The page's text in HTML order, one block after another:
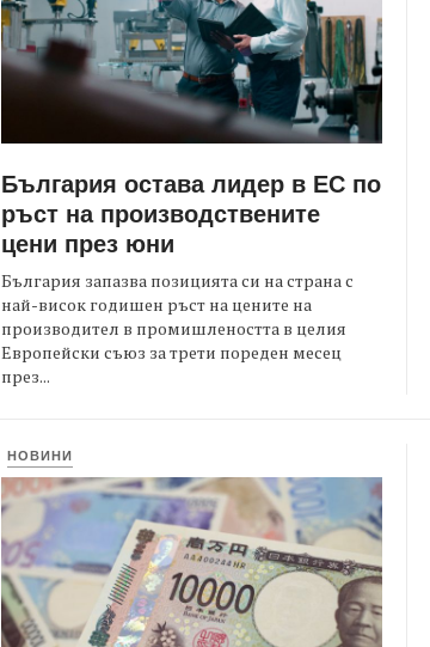
България остава лидер в ЕС по
ръст на производствените
цени през юни
България запазва позицията си на страна с
най-висок годишен ръст на цените на
производител в промишлеността в целия
Европейски съюз за трети пореден месец
през...
НОВИНИ